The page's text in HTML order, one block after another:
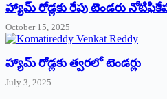
హ్యామ్‌ రోడ్లకు రేపు టెండరు
October 15, 2025
హ్యామ్‌ రోడ్లకు త్వరలో టెండర్లు
July 3, 2025